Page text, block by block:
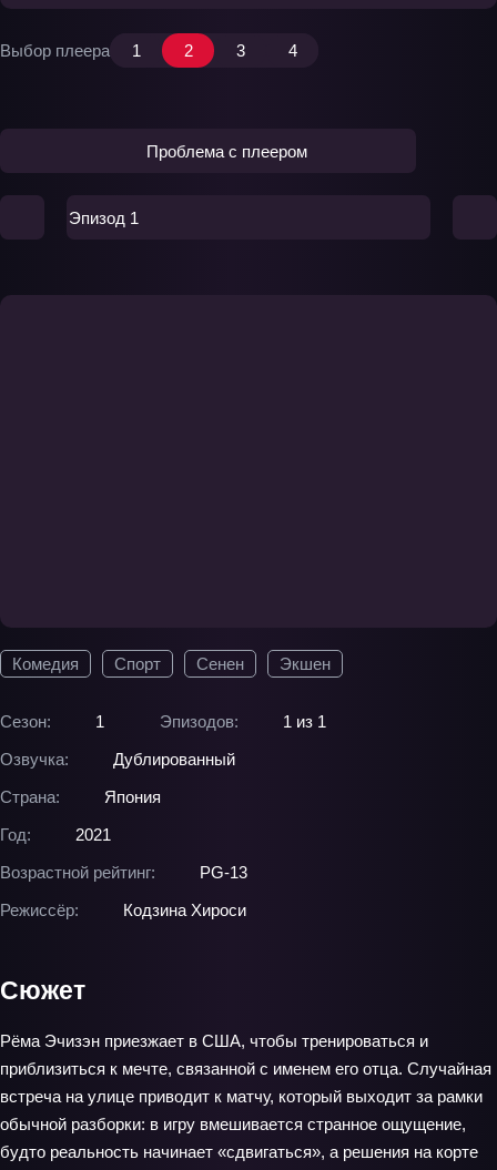
Комедия Спорт Сенен Экшен
Сезон: 1 Эпизодов:
1 из 1
Озвучка:
Дублированный
Страна:
Япония
Год:
2021
Возрастной рейтинг:
PG-13
Режиссёр:
Кодзина Хироси
Выбор плеера 1 2 3 4
Проблема с плеером
Эпизод 1
Сюжет
Рёма Эчизэн приезжает в США, чтобы тренироваться и
приблизиться к мечте, связанной с именем его отца. Случайная
встреча на улице приводит к матчу, который выходит за рамки
обычной разборки: в игру вмешивается странное ощущение,
будто реальность начинает «сдвигаться», а решения на корте